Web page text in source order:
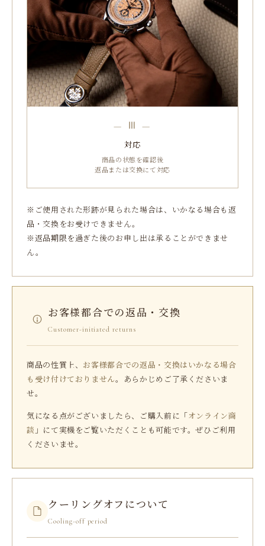
— Ⅲ —
対応
商品の状態を確認後
返品または交換にて対応
※ご使用された形跡が見られた場合は、いかなる場合も返
品・交換をお受けできません。
※返品期限を過ぎた後のお申し出は承ることができませ
ん。
お客様都合での返品・交換
Customer-initiated returns
商品の性質上、お客様都合での返品・交換はいかなる場合
も受け付けておりません。あらかじめご了承くださいま
せ。
気になる点がございましたら、ご購入前に「オンライン商
談 」にて実機をご覧いただくことも可能です。ぜひご利用
くださいませ。
クーリングオフについて
Cooling-off period